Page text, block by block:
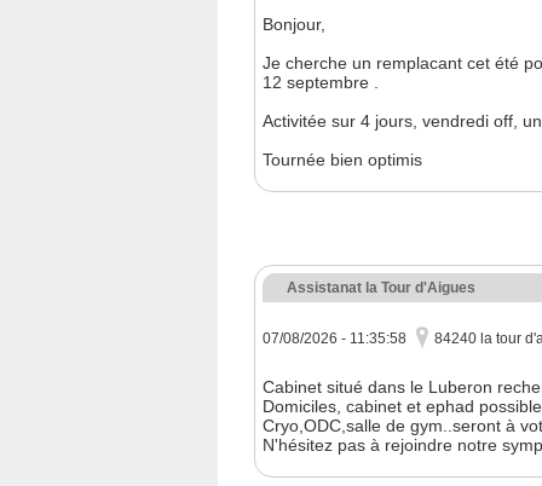
Bonjour,
Je cherche un remplacant cet été
12 septembre .
Activitée sur 4 jours, vendredi off,
Tournée bien optimis
Assistanat la Tour d'Aigues
07/08/2026 - 11:35:58 84240 la tour
Cabinet situé dans le Luberon
Domiciles, cabinet et ephad
Cryo,ODC,salle de gym..seront à
N'hésitez pas à rejoindre notre